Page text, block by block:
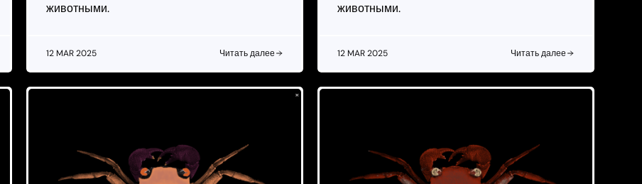
животными.
12 MAR 2025 Читать далее
животными.
12 MAR 2025 Читать далее